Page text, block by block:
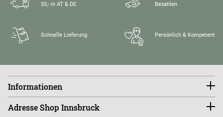
50,- in AT & DE
Bezahlen
Schnelle Lieferung Persönlich & Kompetent
Adresse Shop Innsbruck
Informationen
Größentabellen